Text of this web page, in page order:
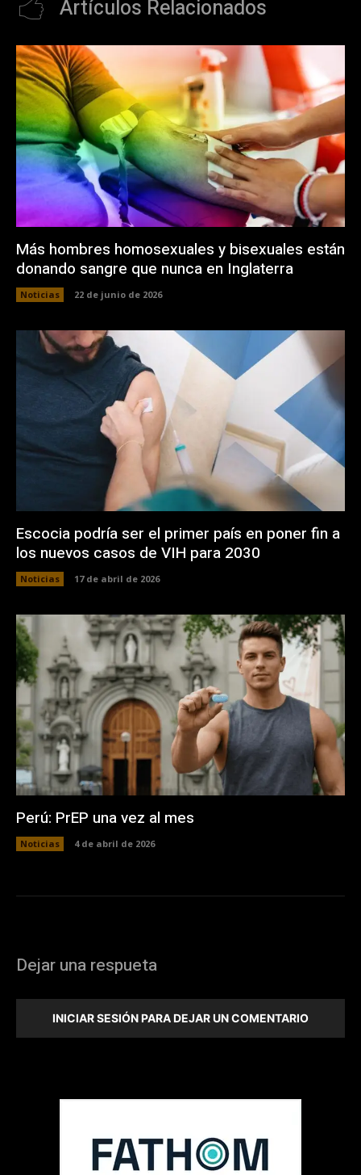
Artículos Relacionados
Más hombres homosexuales y bisexuales están
donando sangre que nunca en Inglaterra
Noticias 22 de junio de 2026
Escocia podría ser el primer país en poner fin a
los nuevos casos de VIH para 2030
Noticias 17 de abril de 2026
Perú: PrEP una vez al mes
Noticias 4 de abril de 2026
Dejar una respueta
INICIAR SESIÓN PARA DEJAR UN COMENTARIO